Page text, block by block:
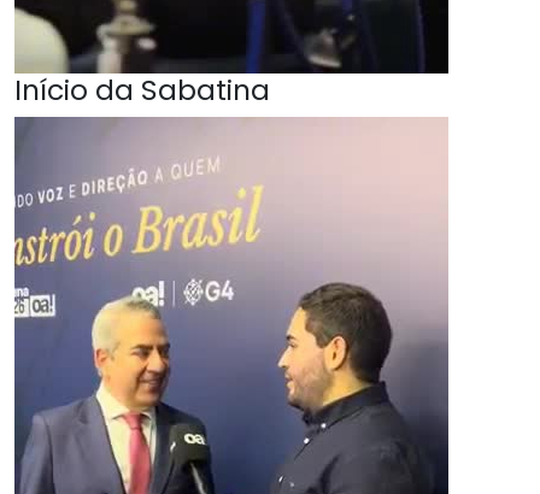
Início da Sabatina